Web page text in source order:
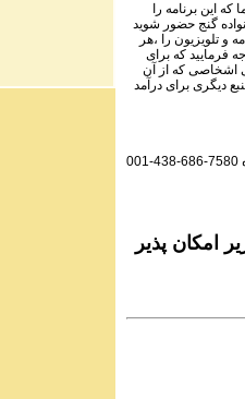
Dar
این برنامه را
گنج حضور شوید
و تلویزیون را ،هر
فرمایید که برای
اشخاصی که از آن
دیگری برای درآمد
001-438-686-7580
امکان پذیر